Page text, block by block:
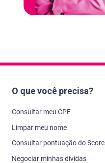
O que você precisa?
Consultar meu CPF
Limpar meu nome
Consultar pontuação do Score
Negociar minhas dívidas